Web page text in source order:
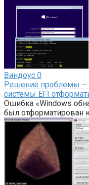
Виндоус 0
Решение проблемы —
системы EFI
Ошибка «Windows
был отформатирован